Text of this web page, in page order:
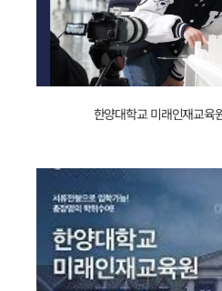
언론기사
문헌정보학전공
인가
__
사서자격증
한양대학교 미래인재교육